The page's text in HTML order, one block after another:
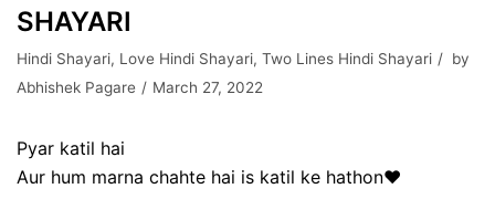
SHAYARI
Hindi Shayari, Love Hindi Shayari, Two Lines Hindi Shayari
by
Abhishek Pagare
March 27, 2022
Pyar katil hai
Aur hum marna chahte hai is katil ke hathon❤